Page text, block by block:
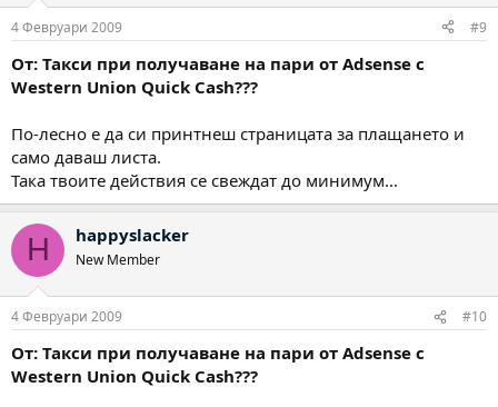
4 Февруари 2009 #9
От: Такси при получаване на пари от Adsense с
Western Union Quick Cash???
По-лесно е да си принтнеш страницата за плащането и
само даваш листа.
Така твоите действия се свеждат до минимум...
H happyslacker
New Member
4 Февруари 2009 #10
От: Такси при получаване на пари от Adsense с
Western Union Quick Cash???